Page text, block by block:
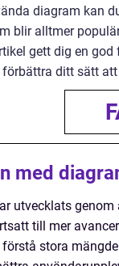
diagram kan
blir alltmer
gett dig en
ditt sätt
med
utvecklats
till mer
stora